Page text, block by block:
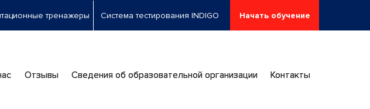
тренажеры Система тестирования INDIGO Начать обучение
Отзывы Сведения об образовательной организации Контакты